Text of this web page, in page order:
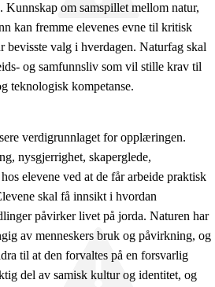
Kunnskap om samspillet mellom natur,
kan fremme elevenes evne til kritisk
bevisste valg i hverdagen. Naturfag skal
og samfunnsliv som vil stille krav til
teknologisk kompetanse.
verdigrunnlaget for opplæringen.
nysgjerrighet, skaperglede,
elevene ved at de får arbeide praktisk
skal få innsikt i hvordan
påvirker livet på jorda. Naturen har
av menneskers bruk og påvirkning, og
til at den forvaltes på en forsvarlig
del av samisk kultur og identitet, og